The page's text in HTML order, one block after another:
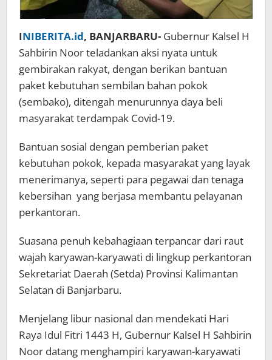
INIBERITA.id, BANJARBARU- Gubernur Kalsel H
Sahbirin Noor teladankan aksi nyata untuk
gembirakan rakyat, dengan berikan bantuan
paket kebutuhan sembilan bahan pokok
(sembako), ditengah menurunnya daya beli
masyarakat terdampak Covid-19.
Bantuan sosial dengan pemberian paket
kebutuhan pokok, kepada masyarakat yang layak
menerimanya, seperti para pegawai dan tenaga
kebersihan yang berjasa membantu pelayanan
perkantoran.
Suasana penuh kebahagiaan terpancar dari raut
wajah karyawan-karyawati di lingkup perkantoran
Sekretariat Daerah (Setda) Provinsi Kalimantan
Selatan di Banjarbaru.
Menjelang libur nasional dan mendekati Hari
Raya Idul Fitri 1443 H, Gubernur Kalsel H Sahbirin
Noor datang menghampiri karyawan-karyawati